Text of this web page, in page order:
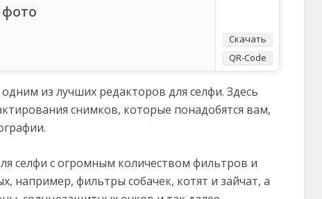
Скачать
QR-Code
из лучших редакторов для селфи. Здесь
снимков, которые понадобятся вам,
селфи с огромным количеством фильтров и
например, фильтры собачек, котят и зайчат, а